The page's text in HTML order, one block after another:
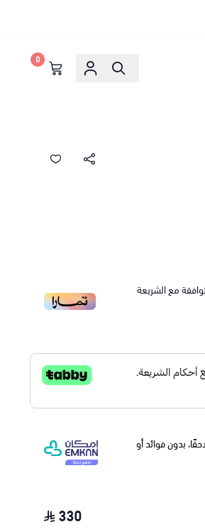
0
مع الشريعة
لاحقًا، بدون فوائد أو
330